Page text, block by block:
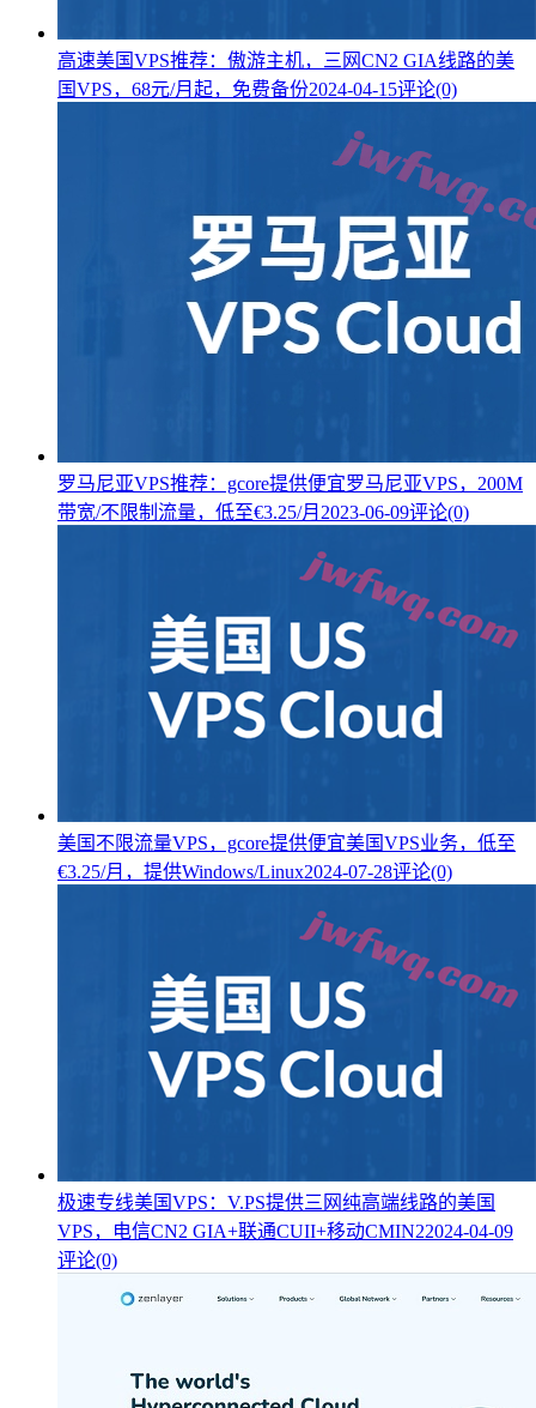
高速美国VPS推荐：傲游主机，三网CN2 GIA线路的美
国VPS，68元/月起，免费备份2024-04-15评论(0)
罗马尼亚VPS推荐：gcore提供便宜罗马尼亚VPS，200M
带宽/不限制流量，低至€3.25/月 2023-06-09评论(0)
美国不限流量VPS，gcore提供便宜美国VPS业务，低至
€3.25/月，提供Windows/Linux2024-07-28评论(0)
极速专线美国VPS：V.PS提供三网纯高端线路的美国
VPS，电信CN2 GIA+联通CUII+移动CMIN22024-04-09
评论(0)